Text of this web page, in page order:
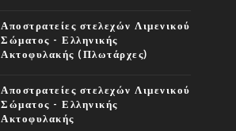
Αποστρατείες στελεχών Λιμενικού
Σώματος - Ελληνικής
Ακτοφυλακής (Πλωτάρχες)
Αποστρατείες στελεχών Λιμενικού
Σώματος - Ελληνικής
Ακτοφυλακής